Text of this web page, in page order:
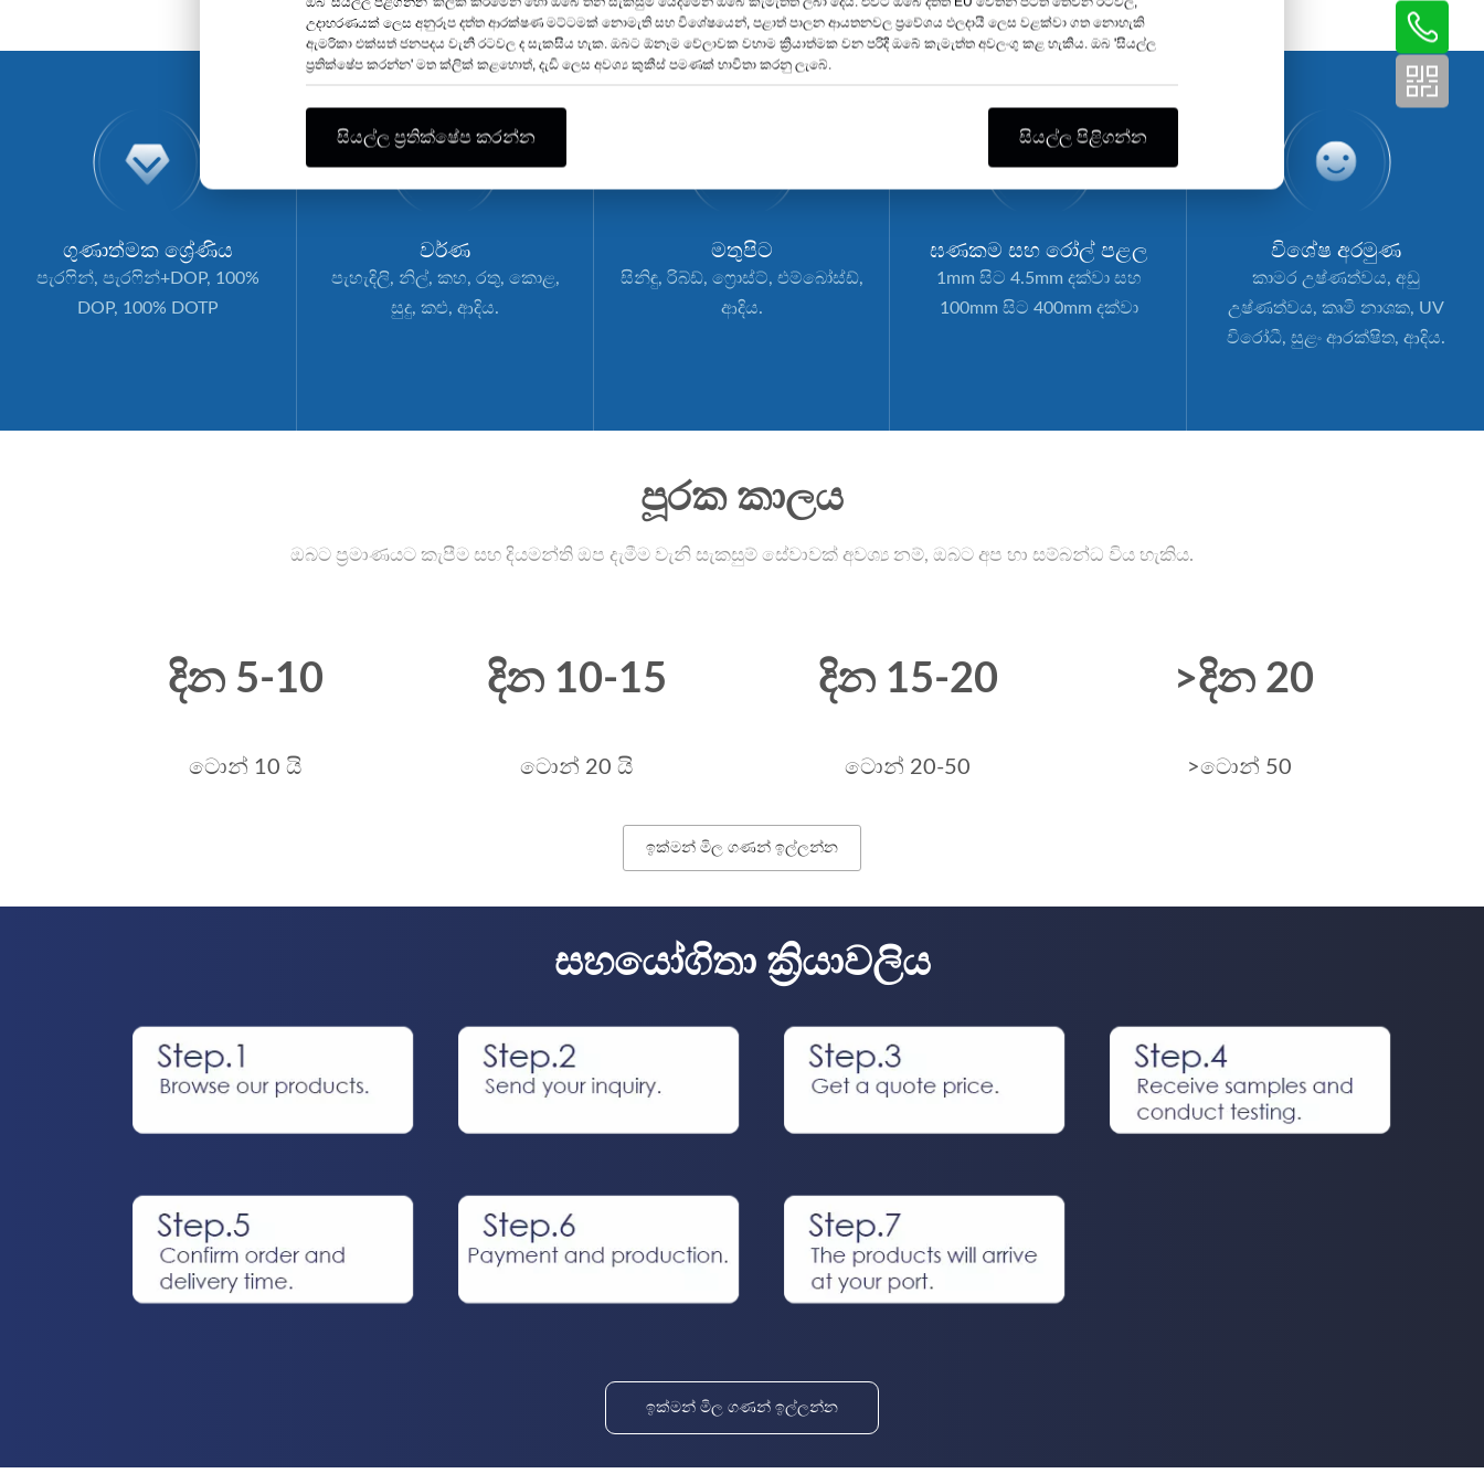
ගුණාත්මක ශ්‍රේණිය
පැරෆින්, පැරෆින්+DOP, 100%
DOP, 100% DOTP
වර්ණ
පැහැදිලි, නිල්, කහ, රතු, කොළ,
සුදු, කළු, ආදිය.
මතුපිට
සිනිඳු, රිබ්ඩ්, ෆ්‍රොස්ට්, එම්බෝස්ඩ්,
ආදිය.
ඝණකම සහ රෝල් පළල
1mm සිට 4.5mm දක්වා සහ
100mm සිට 400mm දක්වා
විශේෂ අරමුණ
කාමර උෂ්ණත්වය, අඩු
උෂ්ණත්වය, කෘමි නාශක, UV
විරෝධී, සුළං ආරක්ෂිත, ආදිය.
පූරක කාලය
ඔබට ප්‍රමාණයට කැපීම සහ දියමන්ති ඔප දැමීම වැනි සැකසුම් සේවාවක් අවශ්‍ය නම්, ඔබට අප හා සම්බන්ධ විය හැකිය.
දින 5-10
ටොන් 10 යි
දින 10-15
ටොන් 20 යි
දින 15-20
ටොන් 20-50
>දින 20
>ටොන් 50
ඉක්මන් මිල ගණන් ඉල්ලන්න
සහයෝගිතා ක්‍රියාවලිය
ඉක්මන් මිල ගණන් ඉල්ලන්න
උදාහරණයක් ලෙස අනුරූප දත්ත ආරක්ෂණ මට්ටමක් නොමැති සහ විශේෂයෙන්, පළාත් පාලන ආයතනවල ප්‍රවේශය ඵලදායී ලෙස වළක්වා ගත නොහැකි
ඇමරිකා එක්සත් ජනපදය වැනි රටවල ද සැකසිය හැක. ඔබට ඕනෑම වේලාවක වහාම ක්‍රියාත්මක වන පරිදි ඔබේ කැමැත්ත අවලංගු කළ හැකිය. ඔබ 'සියල්ල
ප්‍රතික්ෂේප කරන්න' මත ක්ලික් කළහොත්, දැඩි ලෙස අවශ්‍ය කුකීස් පමණක් භාවිතා කරනු ලැබේ.
සියල්ල ප්‍රතික්ෂේප කරන්න සියල්ල පිළිගන්න